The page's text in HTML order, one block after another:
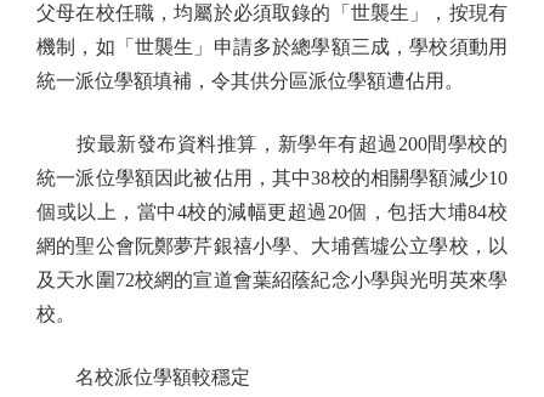
父母在校任職，均屬於必須取錄的「世襲生」，按現有
機制，如「世襲生」申請多於總學額三成，學校須動用
統一派位學額填補，令其供分區派位學額遭佔用。
按最新發布資料推算，新學年有超過200間學校的
統一派位學額因此被佔用，其中38校的相關學額減少10
個或以上，當中4校的減幅更超過20個，包括大埔84校
網的聖公會阮鄭夢芹銀禧小學、大埔舊墟公立學校，以
及天水圍72校網的宣道會葉紹蔭紀念小學與光明英來學
校。
名校派位學額較穩定